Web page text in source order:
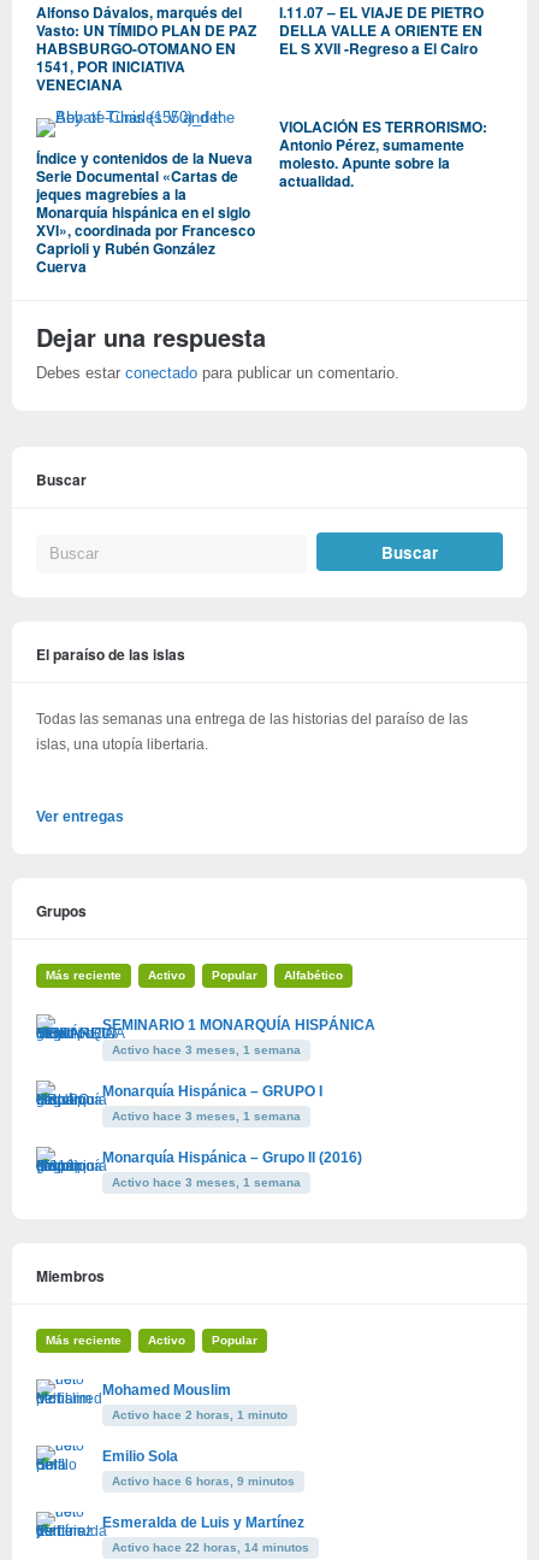
Alfonso Dávalos, marqués del
Vasto: UN TÍMIDO PLAN DE PAZ
HABSBURGO-OTOMANO EN
1541, POR INICIATIVA
VENECIANA
I.11.07 – EL VIAJE DE PIETRO
DELLA VALLE A ORIENTE EN
EL S XVII -Regreso a El Cairo
Índice y contenidos de la Nueva
Serie Documental «Cartas de
jeques magrebíes a la
Monarquía hispánica en el siglo
XVI», coordinada por Francesco
Caprioli y Rubén González
Cuerva
VIOLACIÓN ES TERRORISMO:
Antonio Pérez, sumamente
molesto. Apunte sobre la
actualidad.
Dejar una respuesta
Debes estar conectado para publicar un comentario.
Buscar
El paraíso de las islas
Todas las semanas una entrega de las historias del paraíso de las
islas, una utopía libertaria.
Ver entregas
Grupos
Más reciente Activo Popular Alfabético
SEMINARIO 1 MONARQUÍA HISPÁNICA
Activo hace 3 meses, 1 semana
Monarquía Hispánica – GRUPO I
Activo hace 3 meses, 1 semana
Monarquía Hispánica – Grupo II (2016)
Activo hace 3 meses, 1 semana
Miembros
Más reciente Activo Popular
Mohamed Mouslim
Activo hace 2 horas, 1 minuto
Emilio Sola
Activo hace 6 horas, 9 minutos
Esmeralda de Luis y Martínez
Activo hace 22 horas, 14 minutos